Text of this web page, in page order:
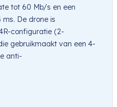
tot 60 Mb/s en een
De drone is
configuratie (2-
gebruikmaakt van een 4-
anti-